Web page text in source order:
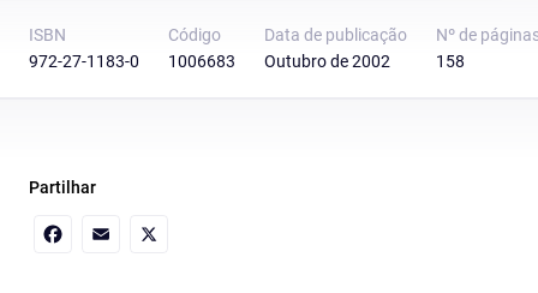
ISBN
972-27-1183-0
Código
1006683
Data de publicação
Outubro de 2002
Nº de
158
Partilhar